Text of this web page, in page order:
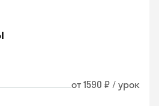
от 1590 ₽ / урок